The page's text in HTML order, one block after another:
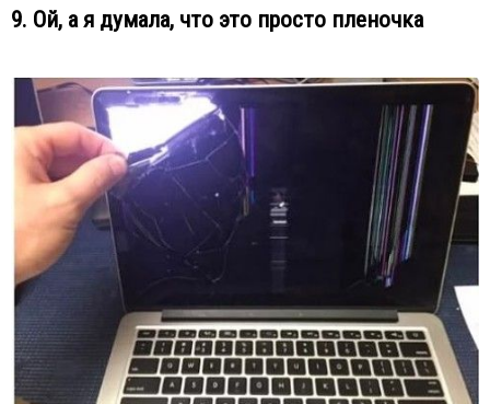
9. Ой, а я думала, что это просто пленочка